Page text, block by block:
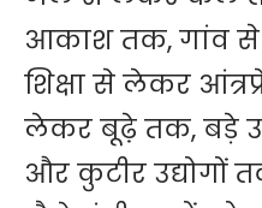
आकाश तक, गांव
शिक्षा से लेकर
लेकर बूढ़े तक, बड़े
और कुटीर उद्योगों